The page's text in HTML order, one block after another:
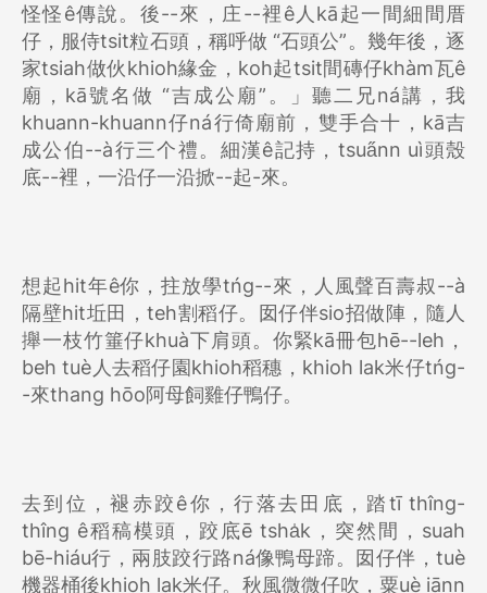
怪怪ê傳說。後--來，庄--裡ê人kā起一間細間厝
仔，服侍tsit粒石頭，稱呼做 “石頭公”。幾年後，逐
家tsiah做伙khioh緣金，koh起tsit間磚仔khàm瓦ê
廟，kā號名做 “吉成公廟”。」聽二兄ná講，我
khuann-khuann仔ná行倚廟前，雙手合十，kā吉
成公伯--à行三个禮。細漢ê記持，tsua̋nn uì頭殼
底--裡，一沿仔一沿掀--起-來。
想起hit年ê你，拄放學tńg--來，人風聲百壽叔--à
隔壁hit坵田，teh割稻仔。囡仔伴sio招做陣，隨人
攑一枝竹箠仔khuà下肩頭。你緊kā冊包hē--leh，
beh tuè人去稻仔園khioh稻穗，khioh lak米仔tńg-
-來thang hōo阿母飼雞仔鴨仔。
去到位，褪赤跤ê你，行落去田底，踏tī thîng-
thîng ê稻稿模頭，跤底ē tsha̍k，突然間，suah
bē-hiáu行，兩肢跤行路ná像鴨母蹄。囡仔伴，tuè
機器桶後khioh lak米仔。秋風微微仔吹，粟uè iānn